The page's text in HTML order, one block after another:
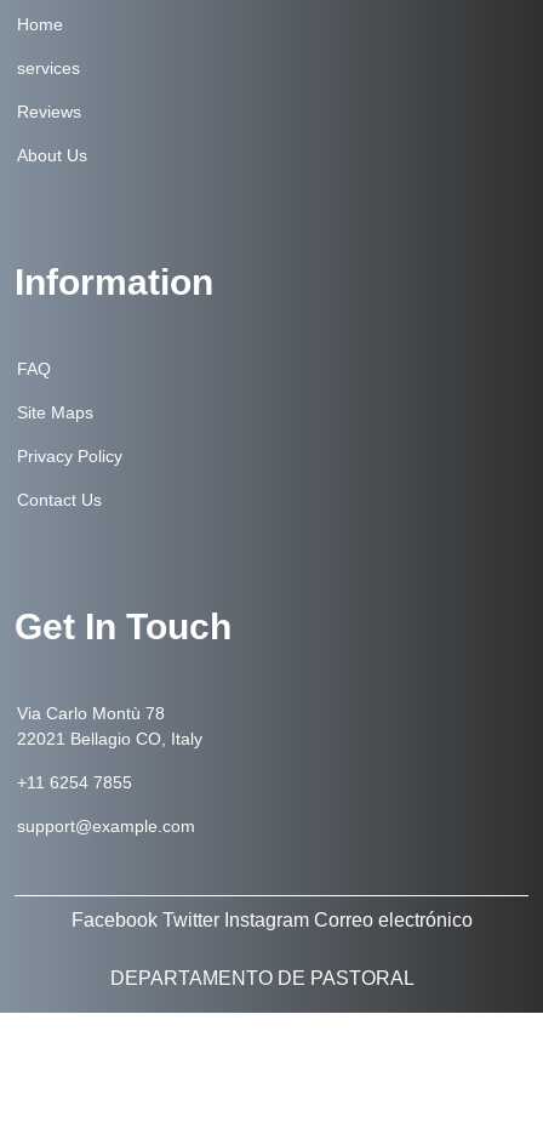
Home
services
Reviews
About Us
Information
FAQ
Site Maps
Privacy Policy
Contact Us
Get In Touch
Via Carlo Montù 78
22021 Bellagio CO, Italy
+11 6254 7855
support@example.com
Facebook Twitter Instagram Correo electrónico
DEPARTAMENTO DE PASTORAL